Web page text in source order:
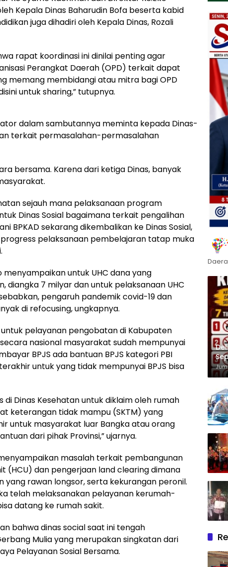
Kepala Dinas Baharudin Bofa beserta kabid
juga dihadiri oleh Kepala Dinas, Rozali
rapat koordinasi ini dinilai penting agar
Perangkat Daerah (OPD) terkait dapat
memang membidangi atau mitra bagi OPD
untuk sharing,” tutupnya.
dalam sambutannya meminta kepada Dinas-
terkait permasalahan-permasalahan
bersama. Karena dari ketiga Dinas, banyak
sejauh mana pelaksanaan program
Dinas Sosial bagaimana terkait pengalihan
BPKAD sekarang dikembalikan ke Dinas Sosial,
pelaksanaan pembelajaran tatap muka
menyampaikan untuk UHC dana yang
diangka 7 milyar dan untuk pelaksanaan UHC
pengaruh pandemik covid-19 dan
di refocusing, ungkapnya.
pelayanan pengobatan di Kabupaten
nasional masyarakat sudah mempunyai
BPJS ada bantuan BPJS kategori PBI
untuk yang tidak mempunyai BPJS bisa
Dinas Kesehatan untuk diklaim oleh rumah
keterangan tidak mampu (SKTM) yang
untuk masyarakat luar Bangka atau orang
dari pihak Provinsi,” ujarnya.
masalah terkait pembangunan
(HCU) dan pengerjaan land clearing dimana
yang rawan longsor, serta kekurangan peronil.
telah melaksanakan pelayanan kerumah-
datang ke rumah sakit.
bahwa dinas social saat ini tengah
Mulia yang merupakan singkatan dari
Pelayanan Sosial Bersama.